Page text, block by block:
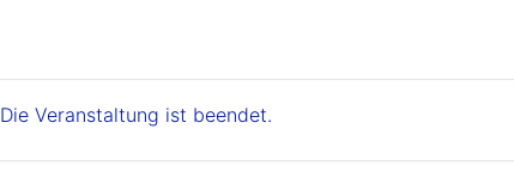
Die Veranstaltung ist beendet.